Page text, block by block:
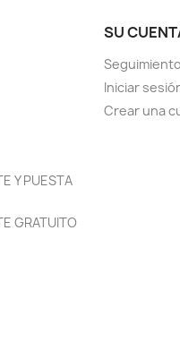
Y PUESTA
GRATUITO
SU
Iniciar
Crear una